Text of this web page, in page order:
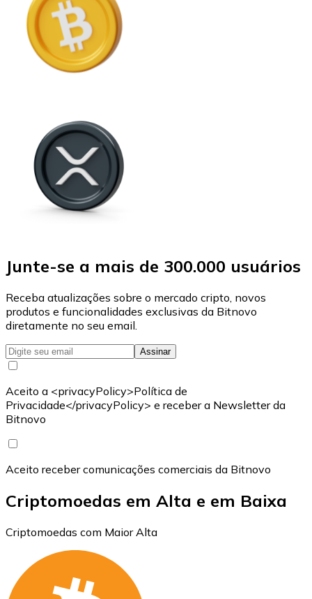
Junte-se a mais de 300.000 usuários
Receba atualizações sobre o mercado cripto, novos
produtos e funcionalidades exclusivas da Bitnovo
diretamente no seu email.
Assinar
Aceito a <privacyPolicy>Política de
Privacidade</privacyPolicy> e receber a Newsletter da
Bitnovo
Aceito receber comunicações comerciais da Bitnovo
Criptomoedas em Alta e em Baixa
Criptomoedas com Maior Alta